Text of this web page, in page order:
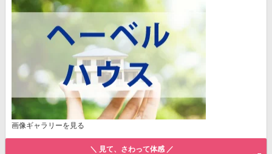
画像ギャラリーを見る
＼ 見て、さわって体感 ／